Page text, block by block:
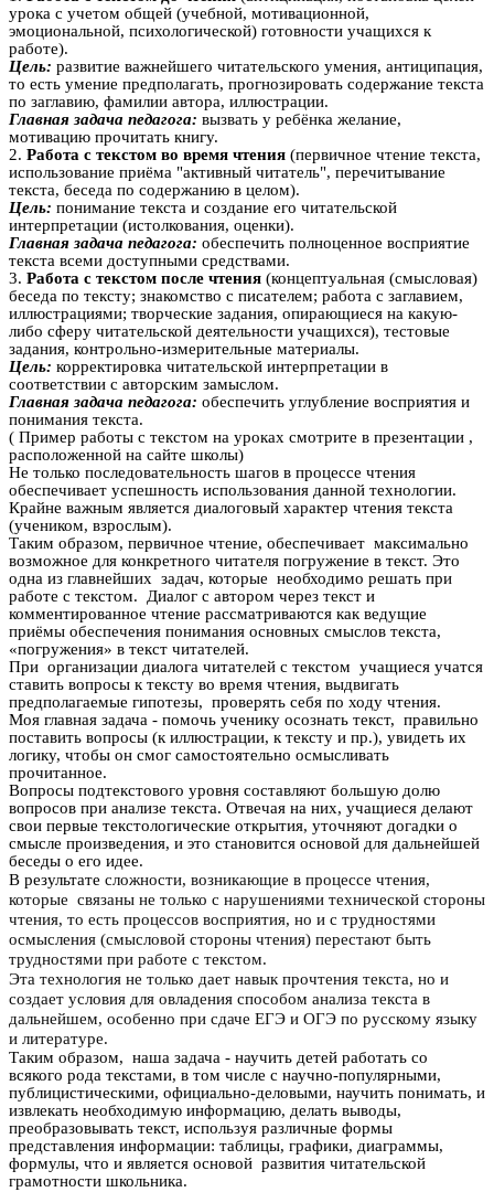
урока с учетом общей (учебной, мотивационной,
эмоциональной, психологической) готовности учащихся к
работе).
Цель: развитие важнейшего читательского умения, антиципация,
то есть умение предполагать, прогнозировать содержание текста
по заглавию, фамилии автора, иллюстрации.
Главная задача педагога: вызвать у ребёнка желание,
мотивацию прочитать книгу.
2. Работа с текстом во время чтения (первичное чтение текста,
использование приёма "активный читатель", перечитывание
текста, беседа по содержанию в целом).
Цель: понимание текста и создание его читательской
интерпретации (истолкования, оценки).
Главная задача педагога: обеспечить полноценное восприятие
текста всеми доступными средствами.
3. Работа с текстом после чтения (концептуальная (смысловая)
беседа по тексту; знакомство с писателем; работа с заглавием,
иллюстрациями; творческие задания, опирающиеся на какую-
либо сферу читательской деятельности учащихся), тестовые
задания, контрольно-измерительные материалы.
Цель: корректировка читательской интерпретации в
соответствии с авторским замыслом.
Главная задача педагога: обеспечить углубление восприятия и
понимания текста.
( Пример работы с текстом на уроках смотрите в презентации ,
расположенной на сайте школы)
Не только последовательность шагов в процессе чтения
обеспечивает успешность использования данной технологии.
Крайне важным является диалоговый характер чтения текста
(учеником, взрослым).
Таким образом, первичное чтение, обеспечивает максимально
возможное для конкретного читателя погружение в текст. Это
одна из главнейших задач, которые необходимо решать при
работе с текстом. Диалог с автором через текст и
комментированное чтение рассматриваются как ведущие
приёмы обеспечения понимания основных смыслов текста,
«погружения» в текст читателей.
При организации диалога читателей с текстом учащиеся учатся
ставить вопросы к тексту во время чтения, выдвигать
предполагаемые гипотезы, проверять себя по ходу чтения.
Моя главная задача - помочь ученику осознать текст, правильно
поставить вопросы (к иллюстрации, к тексту и пр.), увидеть их
логику, чтобы он смог самостоятельно осмысливать
прочитанное.
Вопросы подтекстового уровня составляют большую долю
вопросов при анализе текста. Отвечая на них, учащиеся делают
свои первые текстологические открытия, уточняют догадки о
смысле произведения, и это становится основой для дальнейшей
беседы о его идее.
В результате сложности, возникающие в процессе чтения,
которые связаны не только с нарушениями технической стороны
чтения, то есть процессов восприятия, но и с трудностями
осмысления (смысловой стороны чтения) перестают быть
трудностями при работе с текстом.
Эта технология не только дает навык прочтения текста, но и
создает условия для овладения способом анализа текста в
дальнейшем, особенно при сдаче ЕГЭ и ОГЭ по русскому языку
и литературе.
Таким образом, наша задача - научить детей работать со
всякого рода текстами, в том числе с научно-популярными,
публицистическими, официально-деловыми, научить понимать, и
извлекать необходимую информацию, делать выводы,
преобразовывать текст, используя различные формы
представления информации: таблицы, графики, диаграммы,
формулы, что и является основой развития читательской
грамотности школьника.